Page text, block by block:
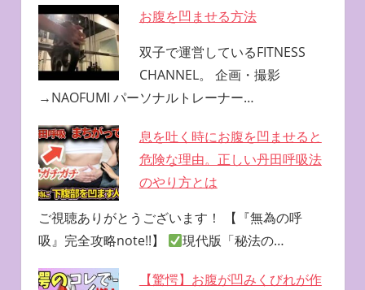
お腹を凹ませる方法
双子で運営しているFITNESS
CHANNEL。 企画・撮影
→NAOFUMI パーソナルトレーナー…
息を吐く時にお腹を凹ませると
危険な理由。正しい丹田呼吸法
のやり方とは
ご視聴ありがとうございます！ 【『無為の呼
吸』完全攻略note!!】
現代版「秘法の…
【驚愕】お腹が凹みくびれが作